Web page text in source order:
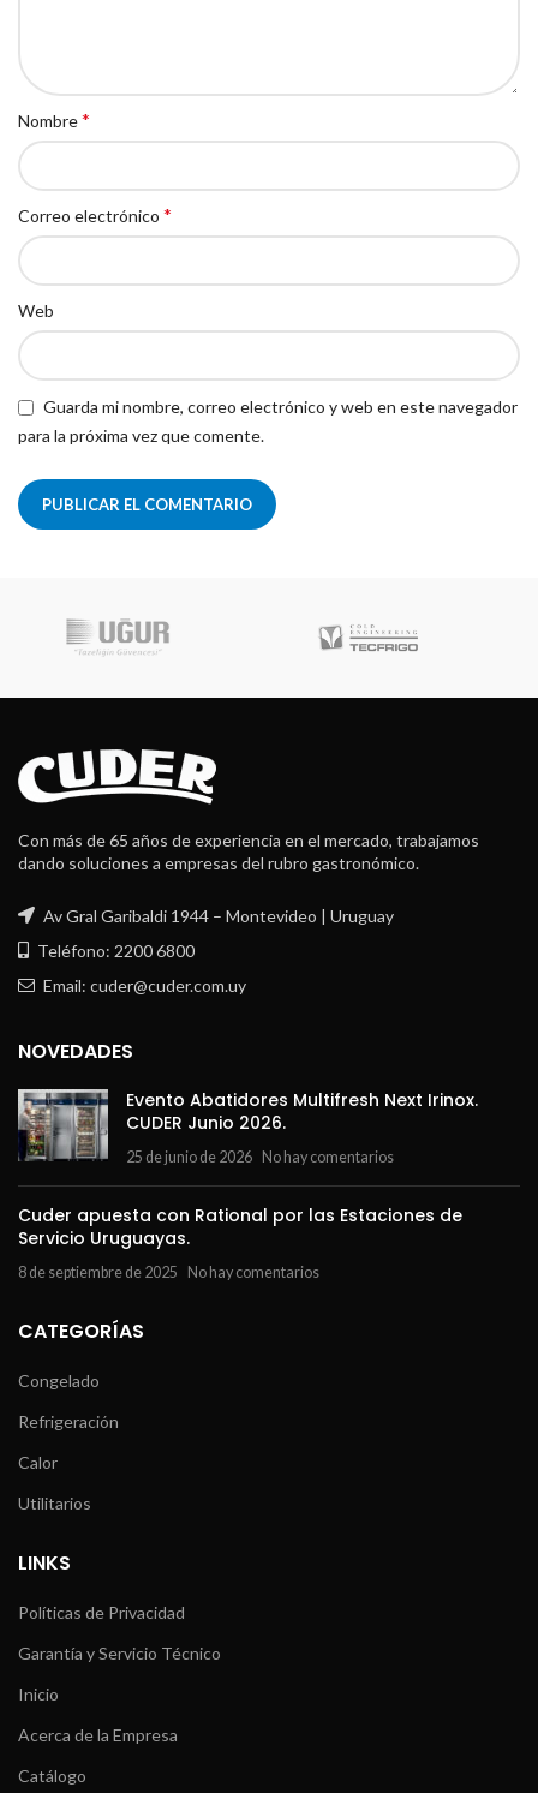
Nombre*
Correo electrónico *
Web
Guarda mi nombre, correo electrónico y web en este navegador
para la próxima vez que comente.
Robot Coupe
Con más de 65 años de experiencia en el mercado, trabajamos
dando soluciones a empresas del rubro gastronómico.
Av Gral Garibaldi 1944 – Montevideo | Uruguay
Teléfono: 2200 6800
Email: cuder@cuder.com.uy
NOVEDADES
Evento Abatidores Multifresh Next Irinox.
CUDER Junio 2026.
25 de junio de 2026 No hay comentarios
Cuder apuesta con Rational por las Estaciones de
Servicio Uruguayas.
8 de septiembre de 2025 No hay comentarios
CATEGORÍAS
Congelado
Refrigeración
Calor
Utilitarios
LINKS
Políticas de Privacidad
Garantía y Servicio Técnico
Inicio
Acerca de la Empresa
Catálogo